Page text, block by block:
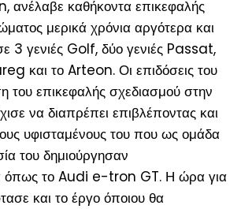
ανέλαβε καθήκοντα επικεφαλής
μερικά χρόνια αργότερα και
3 γενιές Golf, δύο γενιές Passat,
και το Arteon. Οι επιδόσεις του
του επικεφαλής σχεδιασμού στην
να διαπρέπει επιβλέποντας και
υφισταμένους του που ως ομάδα
του δημιούργησαν
όπως το Audi e-tron GT. Η ώρα για
και το έργο όποιου θα